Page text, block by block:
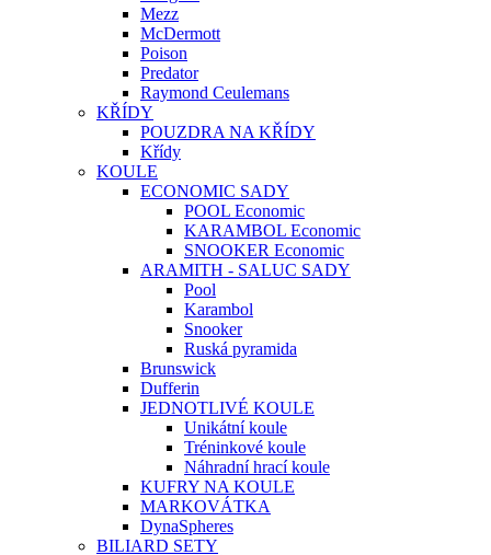
Mezz
McDermott
Poison
Predator
Raymond Ceulemans
KŘÍDY
POUZDRA NA KŘÍDY
Křídy
KOULE
ECONOMIC SADY
POOL Economic
KARAMBOL Economic
SNOOKER Economic
ARAMITH - SALUC SADY
Pool
Karambol
Snooker
Ruská pyramida
Brunswick
Dufferin
JEDNOTLIVÉ KOULE
Unikátní koule
Tréninkové koule
Náhradní hrací koule
KUFRY NA KOULE
MARKOVÁTKA
DynaSpheres
BILIARD SETY